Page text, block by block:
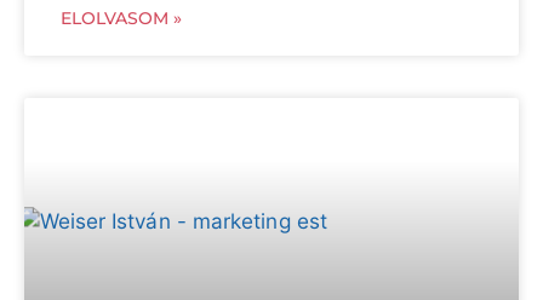
ELOLVASOM »